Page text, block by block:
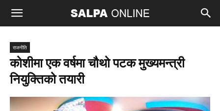
राजनीति
कोशीमा एक वर्षमा चौथो पटक मुख्यमन्त्री
नियुक्तिको तयारी